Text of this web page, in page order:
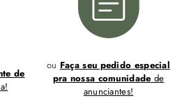
de
ou Faça seu pedido especial
pra nossa comunidade de
anunciantes!